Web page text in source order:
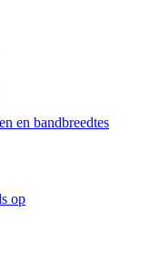
en bandbreedtes
op